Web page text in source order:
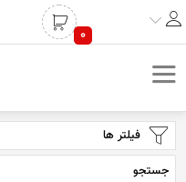
0
فیلتر ها
جستجو